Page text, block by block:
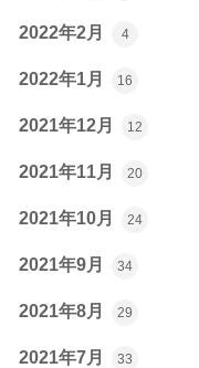
2022年2月 4
2022年1月 16
2021年12月 12
2021年11月 20
2021年10月 24
2021年9月 34
2021年8月 29
2021年7月 33